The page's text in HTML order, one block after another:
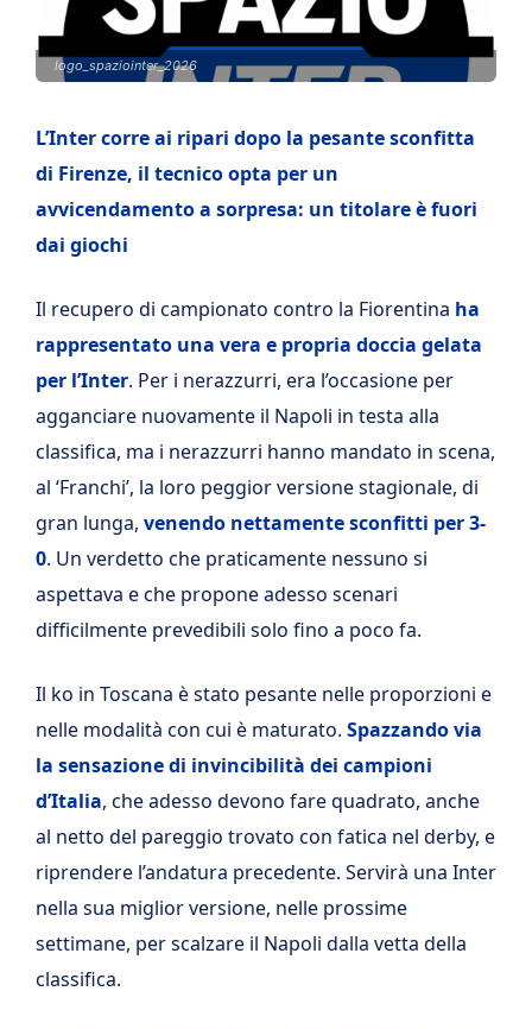
logo_spaziointer_2026
L’Inter corre ai ripari dopo la pesante sconfitta
di Firenze, il tecnico opta per un
avvicendamento a sorpresa: un titolare è fuori
dai giochi
Il recupero di campionato contro la Fiorentina ha
rappresentato una vera e propria doccia gelata
per l’Inter. Per i nerazzurri, era l’occasione per
agganciare nuovamente il Napoli in testa alla
classifica, ma i nerazzurri hanno mandato in scena,
al ‘Franchi’, la loro peggior versione stagionale, di
gran lunga, venendo nettamente sconfitti per 3-
0. Un verdetto che praticamente nessuno si
aspettava e che propone adesso scenari
difficilmente prevedibili solo fino a poco fa.
Il ko in Toscana è stato pesante nelle proporzioni e
nelle modalità con cui è maturato. Spazzando via
la sensazione di invincibilità dei campioni
d’Italia, che adesso devono fare quadrato, anche
al netto del pareggio trovato con fatica nel derby, e
riprendere l’andatura precedente. Servirà una Inter
nella sua miglior versione, nelle prossime
settimane, per scalzare il Napoli dalla vetta della
classifica.